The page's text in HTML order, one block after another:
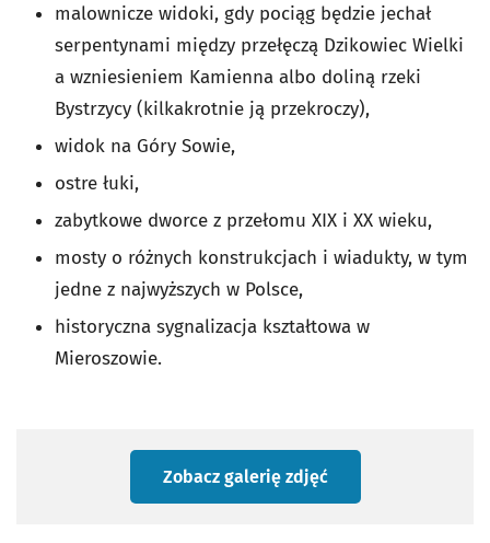
malownicze widoki, gdy pociąg będzie jechał
serpentynami między przełęczą Dzikowiec Wielki
a wzniesieniem Kamienna albo doliną rzeki
Bystrzycy (kilkakrotnie ją przekroczy),
widok na Góry Sowie,
ostre łuki,
zabytkowe dworce z przełomu XIX i XX wieku,
mosty o różnych konstrukcjach i wiadukty, w tym
jedne z najwyższych w Polsce,
historyczna sygnalizacja kształtowa w
Mieroszowie.
Zobacz galerię zdjęć